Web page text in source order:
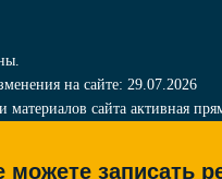
на сайте: 29.07.2026
сайта активная
можете записать